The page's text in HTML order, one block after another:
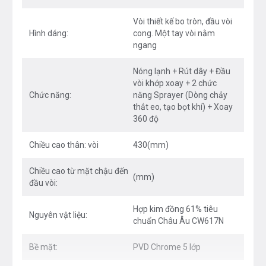
Vòi rửa 2 chế độ xả: chế độ phun mưa + chế độ
tạo bọt
Chiều cao lý tưởng cho mọi thao tác làm bếp
Tay vòi ngang tối ưu không gian bàn bếp
Công nghệ
eo với Công nghệ Airpower
với công nghệ mạ PVD Chrome 5 lớp
tiêu chuẩn Châu Âu CW617N
Hình dáng:
Vòi thiết kế bo tròn, đầu vòi
cong. Một tay vòi nằm
ngang
Chức năng:
Nóng lạnh + Rút dây + Đầu
vòi khớp xoay + 2 chức
năng Sprayer (Dòng chảy
thắt eo, tạo bọt khí) + Xoay
360 độ
Chiều cao thân: vòi 430(mm)
Chiều cao từ mặt chậu đến
đầu vòi:
(mm)
Nguyên vật liệu:
Hợp kim đồng 61% tiêu
chuẩn Châu Âu CW617N
Bề mặt: PVD Chrome 5 lớp